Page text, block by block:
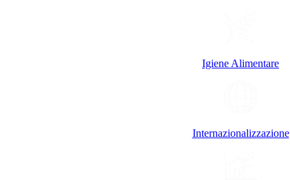
Igiene Alimentare
Internazionalizzazione